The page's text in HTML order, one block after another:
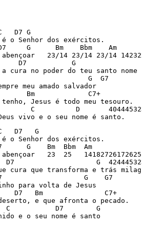
D7 G
o Senhor dos exércitos.
G      Bm    Bbm    Am
23/14 23/14 23/14
D7           G
cura no poder do teu santo nome
G  G7
meu amado salvador
Bm             C7+
Jesus é todo meu tesouro.
C          D
vivo e o seu nome é santo.
D7   G
o Senhor dos exércitos.
G    Bm  Bbm  Am
perto
G
cura que transforma e trás
G    G7
para volta de Jesus
Bm               C7+
e que afronta o pecado.
C           D7        G
e o seu nome é santo